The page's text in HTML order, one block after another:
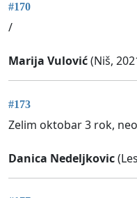
#170
/
Marija Vulović(Niš,
#173
Zelim oktobar 3 rok,
Danica Nedeljkovic